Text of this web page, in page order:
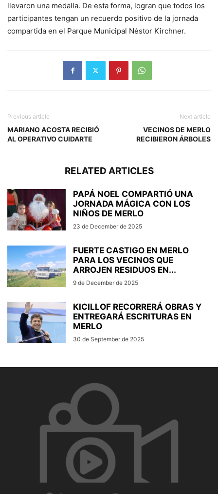
llevaron una medalla. De esta forma, logran que todos los
participantes tengan un recuerdo positivo de la jornada
compartida en el Parque Municipal Néstor Kirchner.
Previous article
MARIANO ACOSTA RECIBIÓ
AL OPERATIVO CUIDARTE
Next article
VECINOS DE MERLO
RECIBIERON ÁRBOLES
RELATED ARTICLES
PAPÁ NOEL COMPARTIÓ UNA
JORNADA MÁGICA CON LOS
NIÑOS DE MERLO
23 de December de 2025
FUERTE CASTIGO EN MERLO
PARA LOS VECINOS QUE
ARROJEN RESIDUOS EN...
9 de December de 2025
KICILLOF RECORRERÁ OBRAS Y
ENTREGARÁ ESCRITURAS EN
MERLO
30 de September de 2025